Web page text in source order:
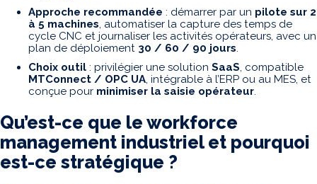
Approche recommandée : démarrer par un pilote sur 2
à 5 machines, automatiser la capture des temps de
cycle CNC et journaliser les activités opérateurs, avec un
plan de déploiement 30 / 60 / 90 jours.
Choix outil : privilégier une solution SaaS, compatible
MTConnect / OPC UA, intégrable à l’ERP ou au MES, et
conçue pour minimiser la saisie opérateur.
Qu’est-ce que le workforce
management industriel et pourquoi
est-ce stratégique ?